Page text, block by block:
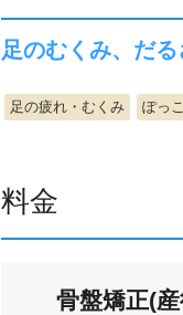
足のむくみ、だ
足の疲れ・むくみ ぽっ
料金
骨盤矯正(